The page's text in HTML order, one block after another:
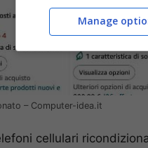
– Computer-idea.it
cellulari
Manage